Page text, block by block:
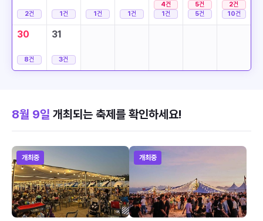
2건 1건 1건 1건
4건
1건
5건
5건
2건
10건
30
8건
31
3건
8월 9일 개최되는 축제를 확인하세요!
개최중 개최중